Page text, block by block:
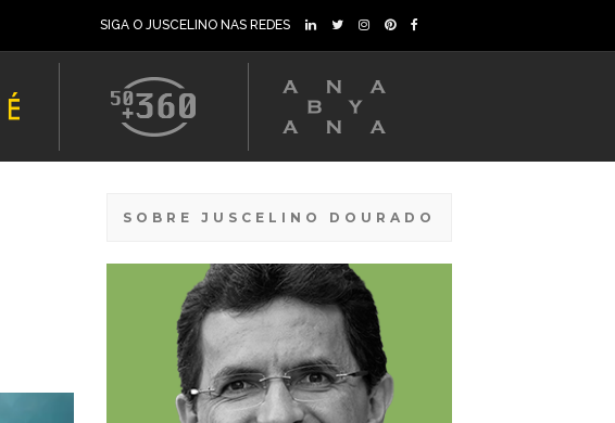
SIGA O JUSCELINO NAS REDES
SOBRE JUSCELINO DOURADO